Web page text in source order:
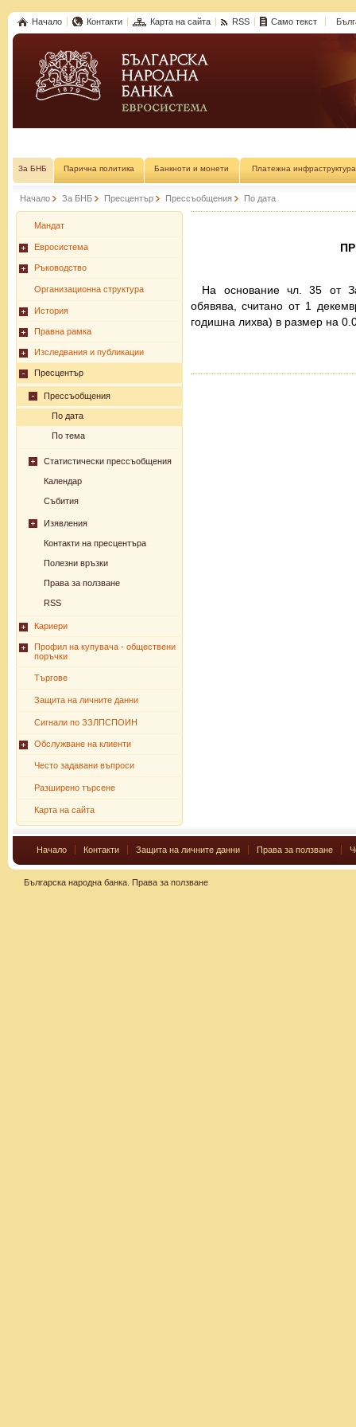
Начало Контакти Карта на сайта RSS Само текст
За БНБ Парична политика Банкноти и монети Платежна инфраструктура
Начало За БНБ Пресцентър Прессъобщения По дата
Мандат
Евросистема
Ръководство
Организационна структура
История
Правна рамка
Изследвания и публикации
Пресцентър
Прессъобщения
По дата
По тема
Статистически прессъобщения
Календар
Събития
Изявления
Контакти на пресцентъра
Полезни връзки
Права за ползване
RSS
Кариери
Профил на купувача - обществени
поръчки
Търгове
Защита на личните данни
Сигнали по ЗЗЛПСПОИН
Обслужване на клиенти
Често задавани въпроси
Разширено търсене
Карта на сайта
На основание чл. 35 от
обявява, считано от 1
годишна лихва) в размер на
Начало Контакти Защита на личните данни Права за ползване
Българска народна банка. Права за ползване